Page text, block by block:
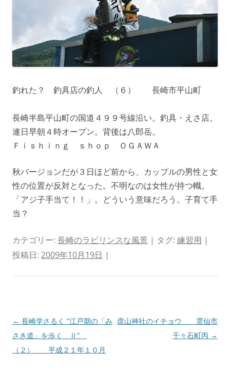
釣れた？ 釣具店の釣人 （６） 長崎市平山町
長崎半島平山町の国道４９９号線沿い。釣具・えさ店。
連日早朝４時オープン。背後は八郎岳。
Ｆｉｓｈｉｎｇ ｓｈｏｐ ＯＧＡＷＡ
秋バージョンだが３日ほど前から、カップルの男性と女
性の位置が反対となった。不明なのは女性が持つ幟。
「アジ子手当て！！」。どういう意味だろう。子育て手
当？
カテゴリー: 長崎のラビリンスな風景 | タグ: 練習用 |
投稿日: 2009年10月19日 |
投
稿
ナ
← 長崎学さるく “江戸期の「み
さき道」を歩く Ⅱ”
（２） 平成２１年１０月
彦山神社のイチョウ 雲仙市
千々石町丙 →